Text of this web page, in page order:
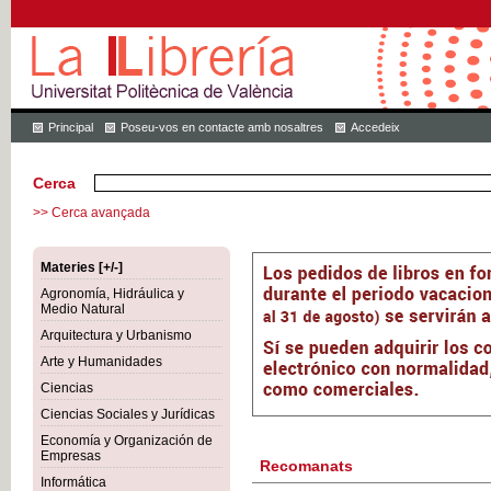
Principal Poseu-vos en contacte amb nosaltres Accedeix
Cerca
>> Cerca avançada
Materies [+/-]
Agronomía, Hidráulica y
Medio Natural
Arquitectura y Urbanismo
Arte y Humanidades
Ciencias
Ciencias Sociales y Jurídicas
Economía y Organización de
Empresas
Informática
Recomanats